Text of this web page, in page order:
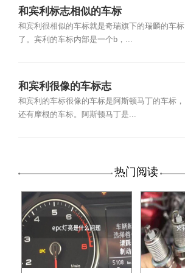
和宾利标志相似的车标
和宾利很相似的车标就是奇瑞旗下的瑞麟的车标
了。宾利的车标内部是一个b，...
和宾利很像的车标志
和宾利的车标很像的车标是阿斯顿马丁的车标，
还有摩根的车标。阿斯顿马丁是...
热门阅读